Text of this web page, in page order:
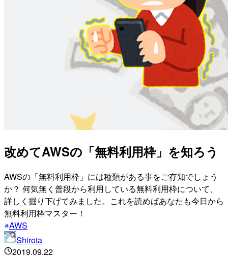
改めてAWSの「無料利用枠」を知ろう
AWSの「無料利用枠」には種類がある事をご存知でしょう
か？ 何気無く普段から利用している無料利用枠について、
詳しく掘り下げてみました。これを読めばあなたも今日から
無料利用枠マスター！
AWS
Shirota
2019.09.22